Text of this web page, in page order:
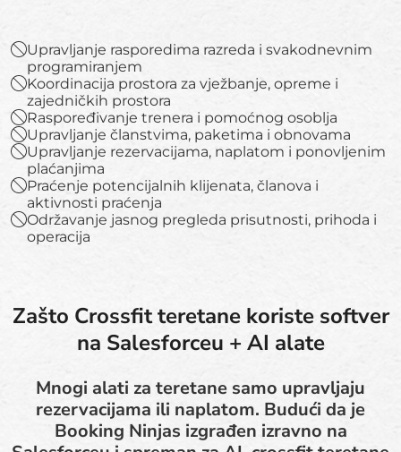
Upravljanje rasporedima razreda i svakodnevnim
programiranjem
Koordinacija prostora za vježbanje, opreme i
zajedničkih prostora
Raspoređivanje trenera i pomoćnog osoblja
Upravljanje članstvima, paketima i obnovama
Upravljanje rezervacijama, naplatom i ponovljenim
plaćanjima
Praćenje potencijalnih klijenata, članova i
aktivnosti praćenja
Održavanje jasnog pregleda prisutnosti, prihoda i
operacija
Zašto Crossfit teretane koriste softver
na Salesforceu + AI alate
Mnogi alati za teretane samo upravljaju
rezervacijama ili naplatom. Budući da je
Booking Ninjas izgrađen izravno na